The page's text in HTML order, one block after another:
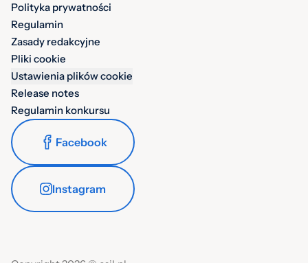
Polityka prywatności
Regulamin
Zasady redakcyjne
Pliki cookie
Ustawienia plików cookie
Release notes
Regulamin konkursu
Facebook
Instagram